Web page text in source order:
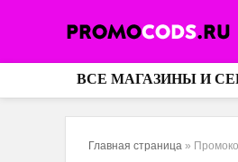
ВСЕ МАГАЗИНЫ И
Главная страница »